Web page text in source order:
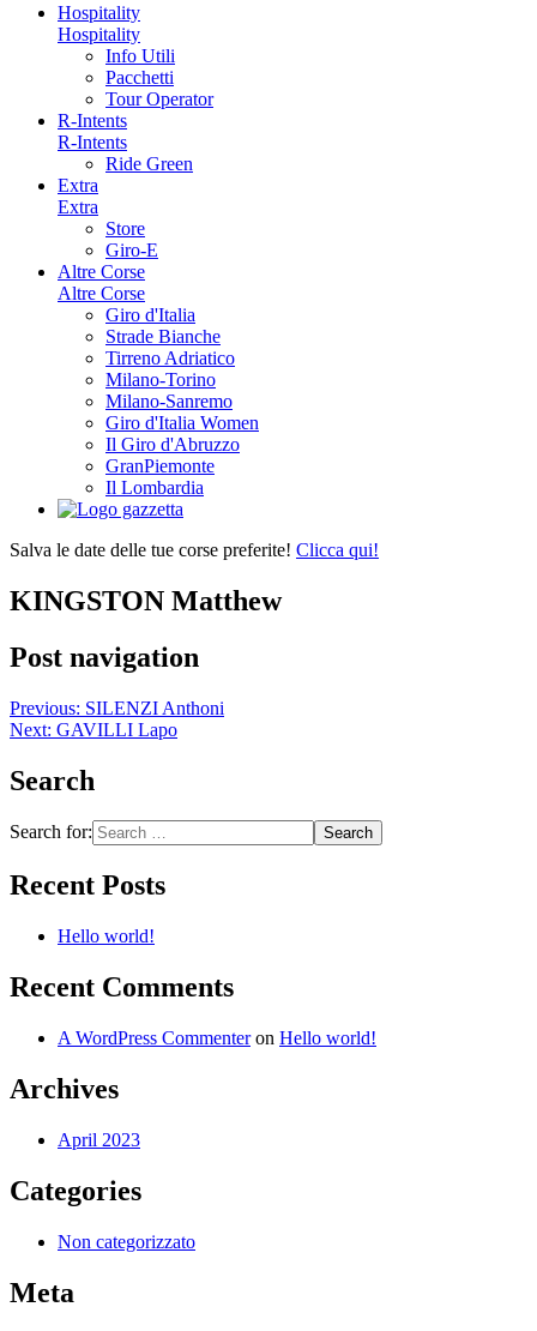
Hospitality
Hospitality
Info Utili
Pacchetti
Tour Operator
R-Intents
R-Intents
Ride Green
Extra
Extra
Store
Giro-E
Altre Corse
Altre Corse
Giro d'Italia
Strade Bianche
Tirreno Adriatico
Milano-Torino
Milano-Sanremo
Giro d'Italia Women
Il Giro d'Abruzzo
GranPiemonte
Il Lombardia
Salva le date delle tue corse preferite! Clicca qui!
KINGSTON Matthew
Post navigation
Previous: SILENZI Anthoni
Next: GAVILLI Lapo
Search
Search for:
Recent Posts
Hello world!
Recent Comments
A WordPress Commenteron Hello world!
Archives
April 2023
Categories
Non categorizzato
Meta